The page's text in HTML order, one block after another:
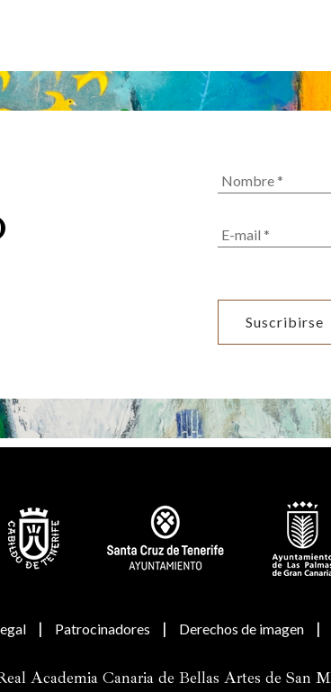
| Patrocinadores | Derechos de imagen |
Academia Canaria de Bellas Artes de San